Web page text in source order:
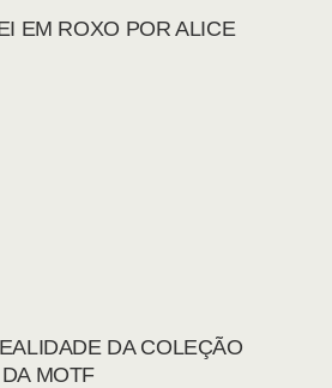
EM ROXO POR ALICE
DA COLEÇÃO
MOTF